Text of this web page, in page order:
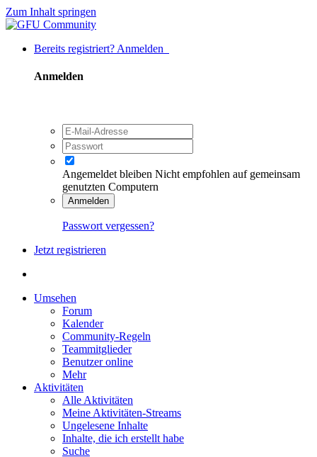
Zum Inhalt springen
Bereits registriert? Anmelden
Anmelden
Angemeldet bleiben Nicht empfohlen auf gemeinsam
genutzten Computern
Anmelden
Passwort vergessen?
Jetzt registrieren
Umsehen
Forum
Kalender
Community-Regeln
Teammitglieder
Benutzer online
Mehr
Aktivitäten
Alle Aktivitäten
Meine Aktivitäten-Streams
Ungelesene Inhalte
Inhalte, die ich erstellt habe
Suche